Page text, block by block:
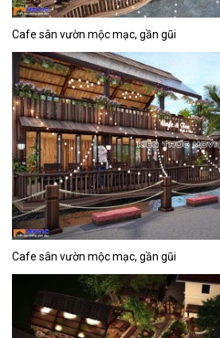
Cafe sân vườn mộc mạc, gần gũi
Cafe sân vườn mộc mạc, gần gũi